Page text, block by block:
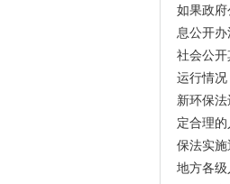
如果政
息公开
社会公
运行情况
新环保
定合理
保法实施
地方各